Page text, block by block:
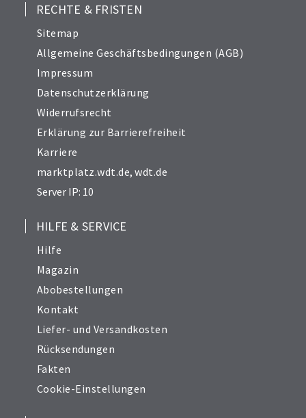
RECHTE & FRISTEN
Sitemap
Allgemeine Geschäftsbedingungen (AGB)
Impressum
Datenschutzerklärung
Widerrufsrecht
Erklärung zur Barrierefreiheit
Karriere
marktplatz.wdt.de,wdt.de
Server IP: 10
HILFE & SERVICE
Hilfe
Magazin
Abobestellungen
Kontakt
Liefer- und Versandkosten
Rücksendungen
Fakten
Cookie-Einstellungen